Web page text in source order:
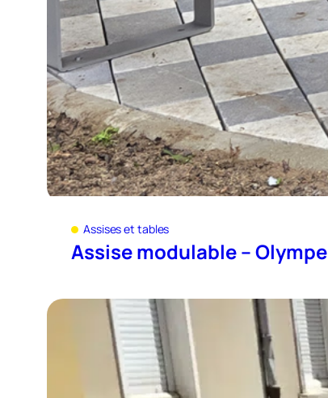
Assises et tables
Assise modulable – Olympe